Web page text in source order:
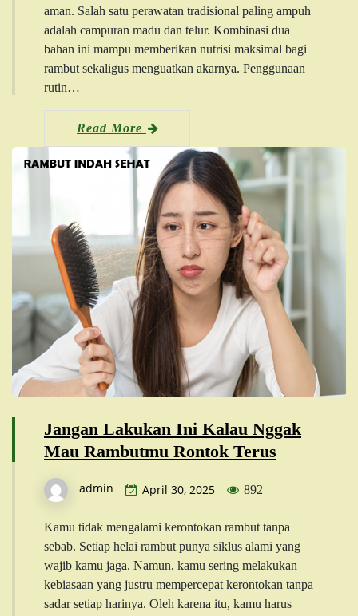
aman. Salah satu perawatan tradisional paling ampuh
adalah campuran madu dan telur. Kombinasi dua
bahan ini mampu memberikan nutrisi maksimal bagi
rambut sekaligus menguatkan akarnya. Penggunaan
rutin…
Read More
Jangan Lakukan Ini Kalau Nggak
Mau Rambutmu Rontok Terus
admin April 30, 2025 892
Kamu tidak mengalami kerontokan rambut tanpa
sebab. Setiap helai rambut punya siklus alami yang
wajib kamu jaga. Namun, kamu sering melakukan
kebiasaan yang justru mempercepat kerontokan tanpa
sadar setiap harinya. Oleh karena itu, kamu harus